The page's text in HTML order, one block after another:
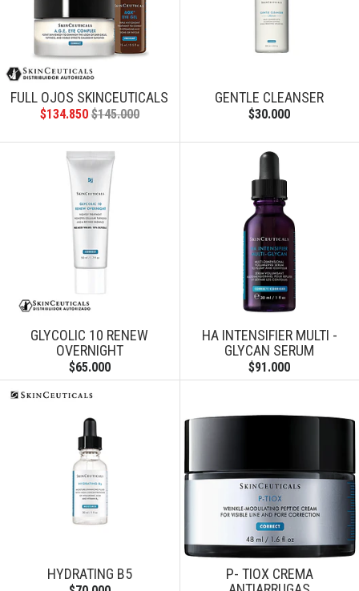
FULL OJOS SKINCEUTICALS
$134.850 $145.000
GENTLE CLEANSER
$30.000
GLYCOLIC 10 RENEW
OVERNIGHT
$65.000
HA INTENSIFIER MULTI -
GLYCAN SERUM
$91.000
HYDRATING B5
P- TIOX CREMA